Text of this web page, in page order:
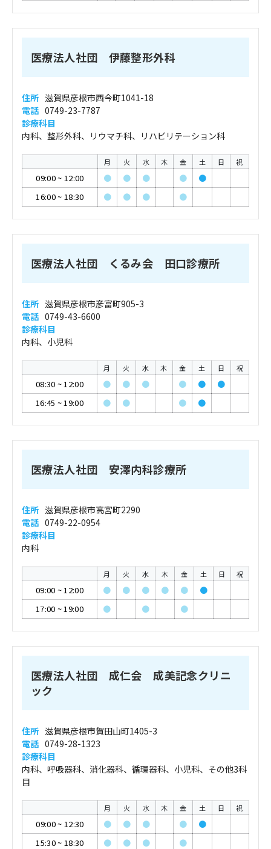
医療法人社団 伊藤整形外科
住所 滋賀県彦根市西今町1041-18
電話 0749-23-7787
診療科目
内科、整形外科、リウマチ科、リハビリテーション科
月 火 水 木 金 土 日 祝
09:00~ 12:00 ● ● ● ●
●
16:00~ 18:30 ● ● ● ●
医療法人社団 くるみ会 田口診療所
住所 滋賀県彦根市彦富町905-3
電話 0749-43-6600
診療科目
内科、小児科
月 火 水 木 金 土 日 祝
08:30 ~12:00 ● ● ● ● ●
●
16:45 ~19:00 ● ● ● ●
医療法人社団 安澤内科診療所
住所 滋賀県彦根市高宮町2290
電話 0749-22-0954
診療科目
内科
月 火 水 木 金 土 日 祝
09:00 ~12:00 ● ● ● ● ●
●
17:00 ~19:00 ● ● ●
医療法人社団 成仁会 成美記念クリニ
ック
住所 滋賀県彦根市賀田山町1405-3
電話 0749-28-1323
診療科目
内科、呼吸器科、消化器科、循環器科、小児科、その他3科
目
月 火 水 木 金 土 日 祝
09:00~ 12:30 ● ● ● ●
●
15:30~ 18:30 ● ● ● ●